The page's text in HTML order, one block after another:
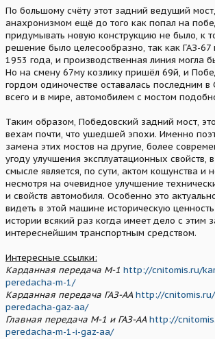
По большому счёту этот задний ведущий
анахронизмом ещё до того как попал на
придумывать новую конструкцию не было, к
решение было целесообразно, так как ГАЗ-
1953 года, и производственная линия могла
Но на смену 67му козлику пришёл 69й, и
гордом одиночестве оставалась последним в
всего и в мире, автомобилем с мостом
Таким образом, Победовский задний мост,
вехам почти, что ушедшей эпохи. Именно
замена этих мостов на другие, более
угоду улучшения эксплуатационных свойств,
смысле является, по сути, актом кощунства и
несмотря на очевидное улучшение
и свойств автомобиля. Особенно это
видеть в этой машине историческую
истории всякий раз когда имеет дело с этим
интереснейшим транспортным средством.
Интересные ссылки:
Карданная передача М-1 http://cnitomis.ru/
peredacha-m-1/
Карданная передача ГАЗ-АА http://
peredacha-gaz-aa/
Главная передача М-1 и ГАЗ-ААhttp://
peredacha-m-1-i-gaz-aa/